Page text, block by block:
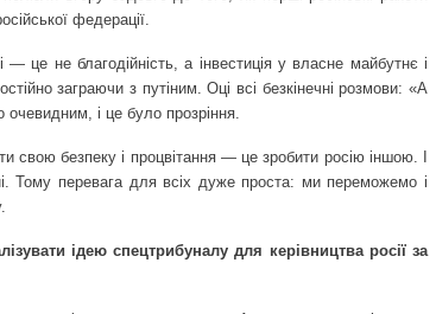
федерації.
це не благодійність, а інвестиція у власне майбутнє і
заграючи з путіним. Оці всі безкінечні розмови: «А
і це було прозріння.
безпеку і процвітання — це зробити росію іншою. І
Тому перевага для всіх дуже проста: ми переможемо і
ідею спецтрибуналу для керівництва росії за